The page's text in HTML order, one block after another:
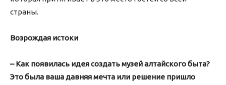
страны.
Возрождая истоки
– Как появилась идея создать музей алтайского быта?
Это была ваша давняя мечта или решение пришло